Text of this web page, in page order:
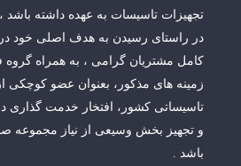
تجهیزات تاسیسات به عهده داشته
در راستای رسیدن به هدف اصلی خود
کامل مشتریان گرامی ، به همراه
زمینه های مذکور، بعنوان عضو کوچکی
تاسیساتی کشور، افتخار خدمت گذاری
و تجهیز بخش وسیعی از نیاز مجموعه
باشد .